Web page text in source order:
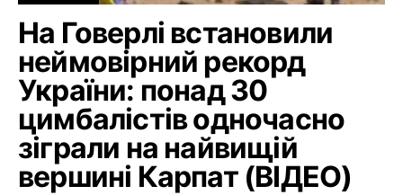
На Говерлі встановили
неймовірний рекорд
України: понад 30
цимбалістів одночасно
зіграли на найвищій
вершині Карпат (ВІДЕО)